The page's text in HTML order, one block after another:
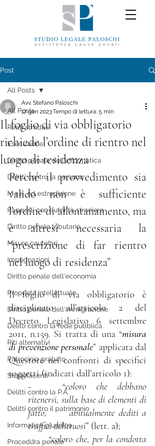
Post
All Posts
Reati stradali
Esecuzione
Diritto penale dell'informatica
Delitti contro la persona
M.a.e. ed estradizione
Rapporti con autorità straniere
Diritto penale tributario
Misure cautelari
Impugnazioni
Diritto penale dell'economia
Proprietà intellettuale
Diritto penale dell'immigrazione
Delitti contro la fede pubblica
Riti alternativi
Patrocinio gratuito
Stupefacenti
Delitti contro la P.A.
Delitti contro il patrimonio
Informatica giuridica
Procedura penale
All Posts
Il foglio di via obbligatorio
richiede l’ordine di rientro nel
luogo di residenza
Avv. Stefano Paloschi
17 gen 2023Tempo di lettura: 5 min
Perché il provvedimento sia
valido non è sufficiente
l’ordine di allontanamento, ma
è altresì necessaria la
“prescrizione di far rientro
nel luogo di residenza”
Il foglio di via obbligatorio è
disciplinato all’articolo 2 del
Decreto Legislativo 6 settembre
2011, n.159. Si tratta di una “misura
di prevenzione personale” applicata dal
Questore nei confronti di specifici
soggetti (indicati dall’articolo 1):
-
	“
coloro che debbano
ritenersi, sulla base di elementi di
fatto, 	abitualmente dediti a
traffici delittuosi” (lett. a);
-	“coloro che, per la condotta